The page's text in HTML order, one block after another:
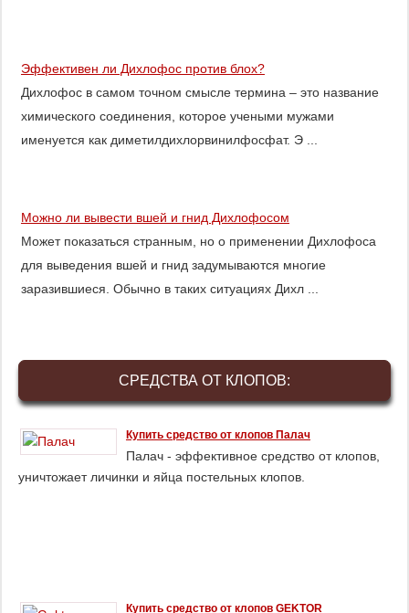
Эффективен ли Дихлофос против блох?
Дихлофос в самом точном смысле термина – это название
химического соединения, которое учеными мужами
именуется как диметилдихлорвинилфосфат. Э ...
Можно ли вывести вшей и гнид Дихлофосом
Может показаться странным, но о применении Дихлофоса
для выведения вшей и гнид задумываются многие
заразившиеся. Обычно в таких ситуациях Дихл ...
СРЕДСТВА ОТ КЛОПОВ:
Купить средство от клопов Палач
Палач - эффективное средство от клопов,
уничтожает личинки и яйца постельных клопов.
Купить средство от клопов GEKTOR